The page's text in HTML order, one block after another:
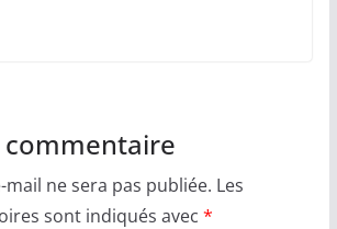
commentaire
ne sera pas publiée. Les
sont indiqués avec *